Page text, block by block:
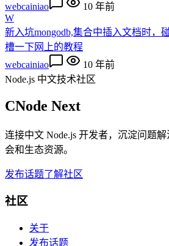
webcainiao
10 年前
W
新入坑mongodb,集合中插入文档时，
槽一下网上的教程
webcainiao
10 年前
Node.js 中文技术社区
CNode Next
连接中文 Node.js 开发者，沉淀问题
会和生态资源。
发布话题了解社区
社区
关于
发布话题